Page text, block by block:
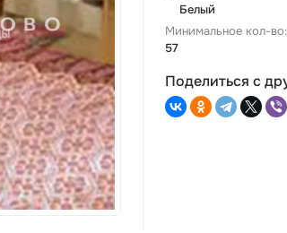
Белый
Минимальное кол-во:
57
Поделиться с